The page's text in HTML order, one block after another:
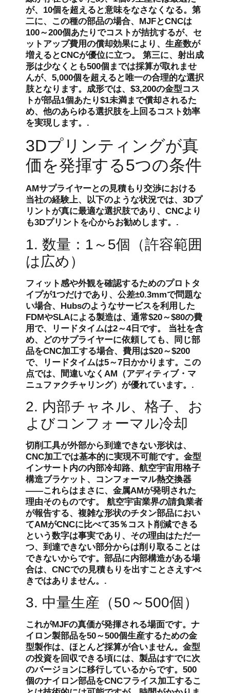
が、10個を超えると意味をなさなくなる。第
二に、この種の部品の場合、MJFとCNCは
100～200個あたりでコストが拮抗するが、セ
ットアップ費用の償却効果により、生産数が
増えるとCNCが優位に立つ。 第三に、射出成
形は少なくとも500個までは採算が取れませ
んが、5,000個を超えると唯一の合理的な選択
肢となります。成形では、$3,200の金型コス
トが部品1個あたり$1未満まで償却されるた
め、他のあらゆる選択肢を上回るコスト効率
を実現します。.
3Dプリンティングが真
価を発揮する5つの条件
AMサプライヤーとの見積もり交渉における
当社の経験上、以下のような状況では、3Dプ
リントが真に最適な選択肢であり、CNCより
も3Dプリントを心からお勧めします。.
1. 数量：1～5個（許容範囲
は広め）
フィット感や外観を確認するためのプロトタ
イプが1つだけであり、公差±0.3mmで問題な
い場合、Hubsのようなサービスを利用した
FDMやSLAによる製造は、通常$20～$80の費
用で、リードタイムは2～4日です。 当社を含
め、どのサプライヤーに依頼しても、同じ部
品をCNC加工する場合、費用は$20～$200
で、リードタイムは5～7日かかります。この
点では、間違いなくAM（アディティブ・マ
ニュファクチャリング）が優れています。.
2. 内部チャネル、格子、お
よびコンフォーマル冷却
切削工具が外部から到達できない形状は、
CNC加工では基本的に実現不可能です。金型
インサート内の内部冷却路、航空宇宙用格子
構造ブラケット、コンフォーマル熱交換器
――これらはまさに、金属AMが発明された
理由そのものです。 航空宇宙業界の請負業者
が報告する、複雑な形状のチタン部品におい
てAMがCNCに比べて35％コスト削減できる
という数字は事実であり、その理由はただ一
つ、到達できない部分からは削り取ることは
できないからです。部品に内部構造がある場
合は、CNCでの見積もりを出すことさえすべ
きではありません。.
3. 中量生産（50～500個）
これがMJFの真価が発揮される場面です。ナ
イロン製部品を50～500個生産するための金
型製作は、ほとんど採算が合いません。金型
の投資を回収できる頃には、製品はすでに次
のバージョンに移行しているからです。500
個のナイロン部品をCNCフライス加工するこ